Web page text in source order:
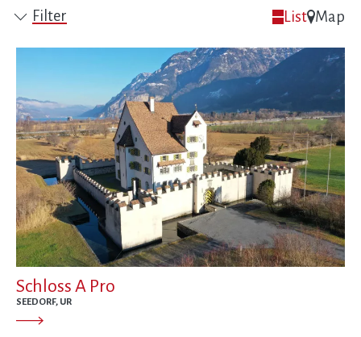
Filter List Map
Schloss A Pro
SEEDORF, UR